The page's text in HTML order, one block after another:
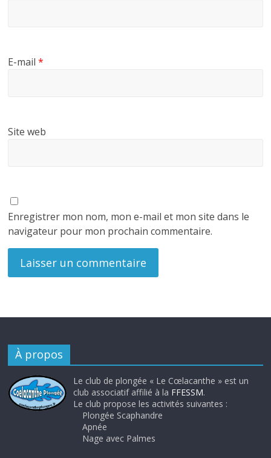
E-mail*
Site web
Enregistrer mon nom, mon e-mail et mon site dans le
navigateur pour mon prochain commentaire.
À propos
Le club de plongée « Le Cœlacanthe » est un
club associatif affilié à la FFESSM.
Le club propose les activités suivantes :
Plongée Scaphandre
Apnée
Nage avec Palmes